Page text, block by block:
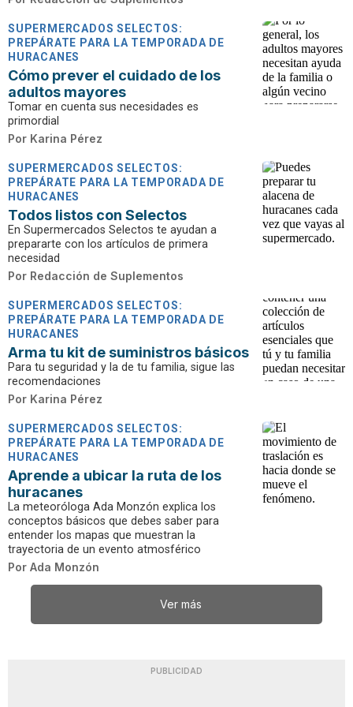
SUPERMERCADOS SELECTOS:
PREPÁRATE PARA LA TEMPORADA DE
HURACANES
Cómo prever el cuidado de los
adultos mayores
Tomar en cuenta sus necesidades es
primordial
Por Karina Pérez
SUPERMERCADOS SELECTOS:
PREPÁRATE PARA LA TEMPORADA DE
HURACANES
Todos listos con Selectos
En Supermercados Selectos te ayudan a
prepararte con los artículos de primera
necesidad
Por Redacción de Suplementos
SUPERMERCADOS SELECTOS:
PREPÁRATE PARA LA TEMPORADA DE
HURACANES
Arma tu kit de suministros básicos
Para tu seguridad y la de tu familia, sigue las
recomendaciones
Por Karina Pérez
SUPERMERCADOS SELECTOS:
PREPÁRATE PARA LA TEMPORADA DE
HURACANES
Aprende a ubicar la ruta de los
huracanes
La meteoróloga Ada Monzón explica los
conceptos básicos que debes saber para
entender los mapas que muestran la
trayectoria de un evento atmosférico
Por Ada Monzón
Ver más
PUBLICIDAD